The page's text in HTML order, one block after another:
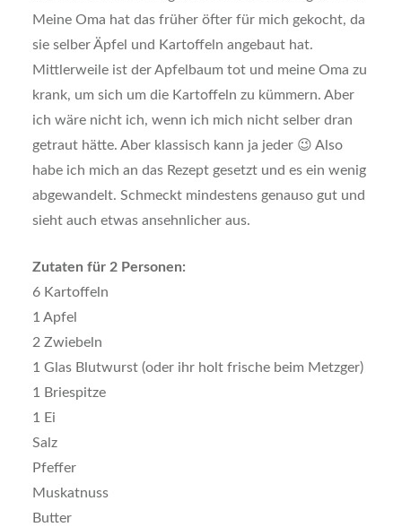
Meine Oma hat das früher öfter für mich gekocht, da
sie selber Äpfel und Kartoffeln angebaut hat.
Mittlerweile ist der Apfelbaum tot und meine Oma zu
krank, um sich um die Kartoffeln zu kümmern. Aber
ich wäre nicht ich, wenn ich mich nicht selber dran
getraut hätte. Aber klassisch kann ja jeder 😉 Also
habe ich mich an das Rezept gesetzt und es ein wenig
abgewandelt. Schmeckt mindestens genauso gut und
sieht auch etwas ansehnlicher aus.
Zutaten für 2 Personen:
6 Kartoffeln
1 Apfel
2 Zwiebeln
1 Glas Blutwurst (oder ihr holt frische beim Metzger)
1 Briespitze
1 Ei
Salz
Pfeffer
Muskatnuss
Butter